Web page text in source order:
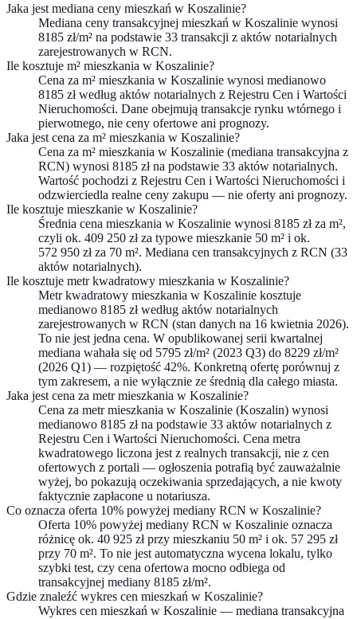
Jaka jest mediana ceny mieszkań w Koszalinie?
Mediana ceny transakcyjnej mieszkań w Koszalinie wynosi
8185 zł/m² na podstawie 33 transakcji z aktów notarialnych
zarejestrowanych w RCN.
Ile kosztuje m² mieszkania w Koszalinie?
Cena za m² mieszkania w Koszalinie wynosi medianowo
8185 zł według aktów notarialnych z Rejestru Cen i Wartości
Nieruchomości. Dane obejmują transakcje rynku wtórnego i
pierwotnego, nie ceny ofertowe ani prognozy.
Jaka jest cena za m² mieszkania w Koszalinie?
Cena za m² mieszkania w Koszalinie (mediana transakcyjna z
RCN) wynosi 8185 zł na podstawie 33 aktów notarialnych.
Wartość pochodzi z Rejestru Cen i Wartości Nieruchomości i
odzwierciedla realne ceny zakupu — nie oferty ani prognozy.
Ile kosztuje mieszkanie w Koszalinie?
Średnia cena mieszkania w Koszalinie wynosi 8185 zł za m²,
czyli ok. 409 250 zł za typowe mieszkanie 50 m² i ok.
572 950 zł za 70 m². Mediana cen transakcyjnych z RCN (33
aktów notarialnych).
Ile kosztuje metr kwadratowy mieszkania w Koszalinie?
Metr kwadratowy mieszkania w Koszalinie kosztuje
medianowo 8185 zł według aktów notarialnych
zarejestrowanych w RCN (stan danych na 16 kwietnia 2026).
To nie jest jedna cena. W opublikowanej serii kwartalnej
mediana wahała się od 5795 zł/m² (2023 Q3) do 8229 zł/m²
(2026 Q1) — rozpiętość 42%. Konkretną ofertę porównuj z
tym zakresem, a nie wyłącznie ze średnią dla całego miasta.
Jaka jest cena za metr mieszkania w Koszalinie?
Cena za metr mieszkania w Koszalinie (Koszalin) wynosi
medianowo 8185 zł na podstawie 33 aktów notarialnych z
Rejestru Cen i Wartości Nieruchomości. Cena metra
kwadratowego liczona jest z realnych transakcji, nie z cen
ofertowych z portali — ogłoszenia potrafią być zauważalnie
wyżej, bo pokazują oczekiwania sprzedających, a nie kwoty
faktycznie zapłacone u notariusza.
Co oznacza oferta 10% powyżej mediany RCN w Koszalinie?
Oferta 10% powyżej mediany RCN w Koszalinie oznacza
różnicę ok. 40 925 zł przy mieszkaniu 50 m² i ok. 57 295 zł
przy 70 m². To nie jest automatyczna wycena lokalu, tylko
szybki test, czy cena ofertowa mocno odbiega od
transakcyjnej mediany 8185 zł/m².
Gdzie znaleźć wykres cen mieszkań w Koszalinie?
Wykres cen mieszkań w Koszalinie — mediana transakcyjna